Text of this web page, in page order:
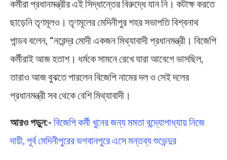
কর্মীরা প্রধানমন্ত্রীর এই সিদ্ধান্তের বিরুদ্ধে যান নি। কটাক্ষ করতে
ছাড়েনি তৃণমূলও। তৃণমূলের মেদিনীপুর শহর সভাপতি বিশ্বনাথ
পান্ডব বলেন, “নরেন্দ্র মোদী একজন মিথ্যাবাদী প্রধানমন্ত্রী। বিজেপি
কর্মীরাই আজ হতাশ। ধর্মকে সামনে রেখে যারা আবেগে ভাসছিল,
তারাও আজ বুঝতে পারলেন বিজেপি নামের দল ও সেই দলের
প্রধানমন্ত্রী সব থেকে বেশি মিথ্যাবাদী।
আরও পড়ুন:- বিজেপি কর্মী খুনের জন্য মমতা বন্দ্যোপাধ্যায় নিজে
দায়ী, পূর্ব মেদিনীপুরের ভগবানপুরে এসে মন্তব্য শুভেন্দুর